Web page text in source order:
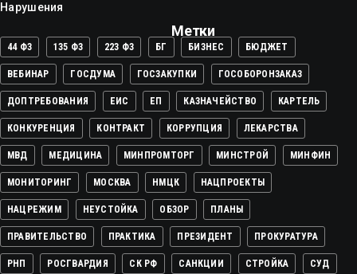
Нарушения
Метки
44 ФЗ 135 ФЗ 223 ФЗ БГ БИЗНЕС БЮДЖЕТ
ВЕБИНАР ГОСДУМА ГОСЗАКУПКИ ГОСОБОРОНЗАКАЗ
ДОПТРЕБОВАНИЯ ЕИС ЕП КАЗНАЧЕЙСТВО КАРТЕЛЬ
КОНКУРЕНЦИЯ КОНТРАКТ КОРРУПЦИЯ ЛЕКАРСТВА
МВД МЕДИЦИНА МИНПРОМТОРГ МИНСТРОЙ МИНФИН
МОНИТОРИНГ МОСКВА НМЦК НАЦПРОЕКТЫ
НАЦРЕЖИМ НЕУСТОЙКА ОБЗОР ПЛАНЫ
ПРАВИТЕЛЬСТВО ПРАКТИКА ПРЕЗИДЕНТ ПРОКУРАТУРА
РНП РОСГВАРДИЯ СК РФ САНКЦИИ СТРОЙКА СУД